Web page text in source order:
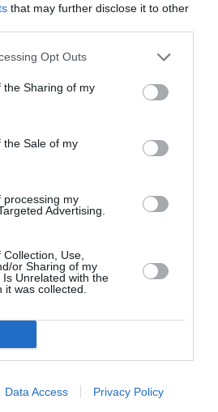
that may further disclose it to other
Opt Outs
the Sharing of my
the Sale of my
processing my
Advertising.
Use,
or Sharing of my
Unrelated with the
was collected.
Data Access Privacy Policy
ricotta şi iaurt
un fel de tort cu mere fondant
Marea Britanie: trei